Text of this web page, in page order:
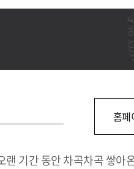
홈페
기간 동안 차곡차곡 쌓아